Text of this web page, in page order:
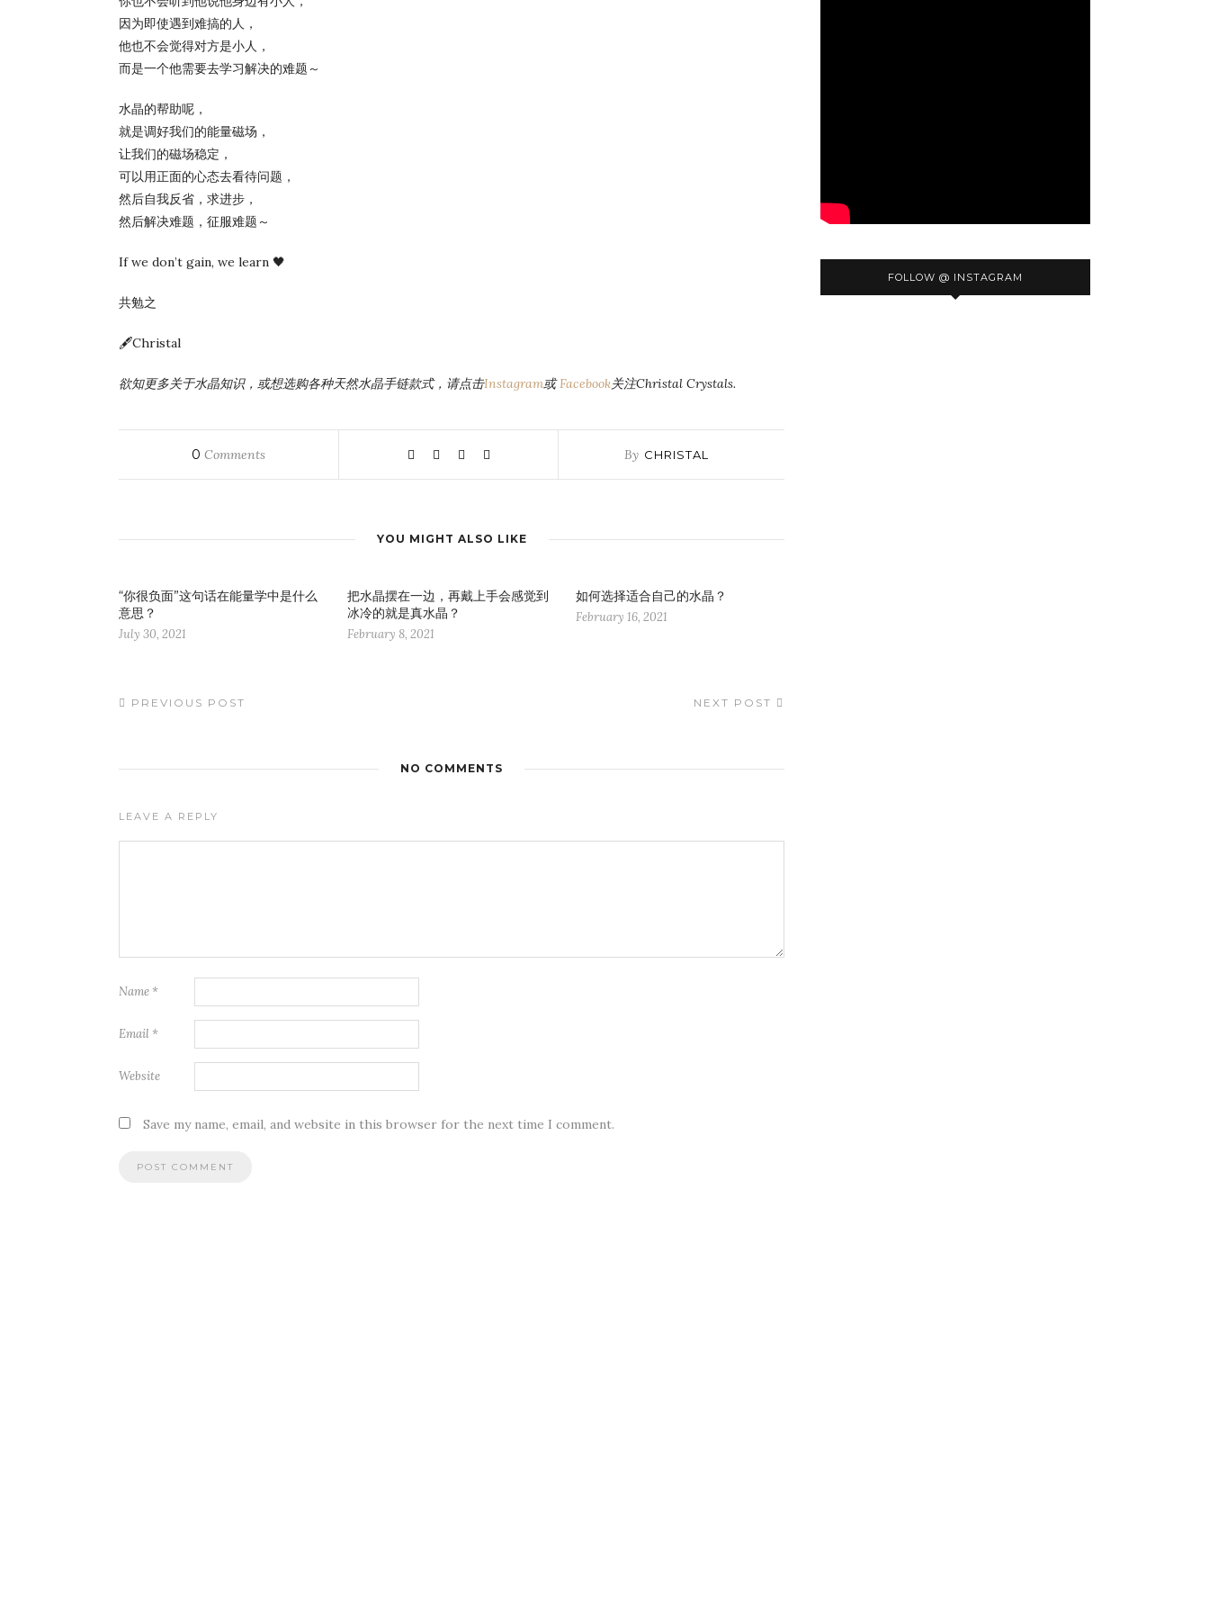
因为即使遇到难搞的人，
他也不会觉得对方是小人，
而是一个他需要去学习解决的难题～
水晶的帮助呢，
就是调好我们的能量磁场，
让我们的磁场稳定，
可以用正面的心态去看待问题，
然后自我反省，求进步，
然后解决难题，征服难题～
If we don’t gain, we learn 🖤
共勉之
🖋️Christal
欲知更多关于水晶知识，或想选购各种天然水晶手链款式，请点击Instagram或Facebook关注Christal Crystals.
0 Comments By CHRISTAL
YOU MIGHT ALSO LIKE
“你很负面”这句话在能量学中是什么
意思？
July 30, 2021
把水晶摆在一边，再戴上手会感觉到
冰冷的就是真水晶？
February 8, 2021
如何选择适合自己的水晶？
February 16, 2021
PREVIOUS POST NEXT POST
NO COMMENTS
LEAVE A REPLY
Name *
Email *
Website
Save my name, email, and website in this browser for the next time I comment.
FOLLOW @ INSTAGRAM